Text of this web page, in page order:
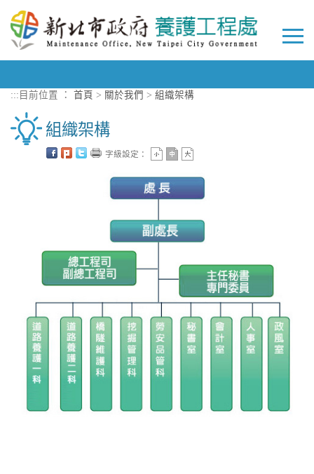
::: 目前位置 ： 首頁 > 關於我們 > 組織架構
組織架構
字級設定：